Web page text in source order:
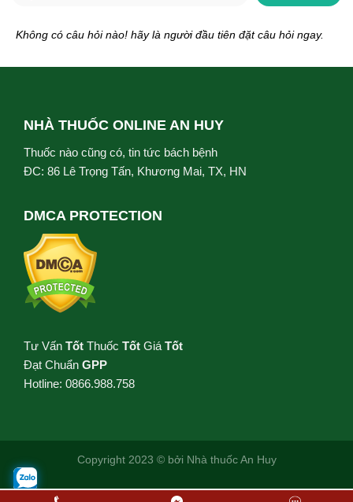
Không có câu hỏi nào! hãy là người đầu tiên đặt câu hỏi ngay.
NHÀ THUỐC ONLINE AN HUY
Thuốc nào cũng có, tin tức bách bệnh
ĐC: 86 Lê Trọng Tấn, Khương Mai, TX, HN
DMCA PROTECTION
Tư Vấn Tốt Thuốc Tốt Giá Tốt
Đạt Chuẩn GPP
Hotline: 0866.988.758
Copyright 2023 © bởi Nhà thuốc An Huy